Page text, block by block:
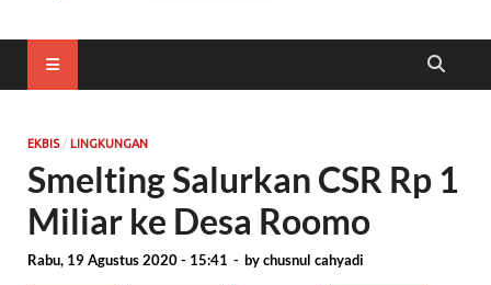
EKBIS/ LINGKUNGAN
Smelting Salurkan CSR Rp 1
Miliar ke Desa Roomo
Rabu, 19 Agustus 2020 - 15:41 - bychusnul cahyadi